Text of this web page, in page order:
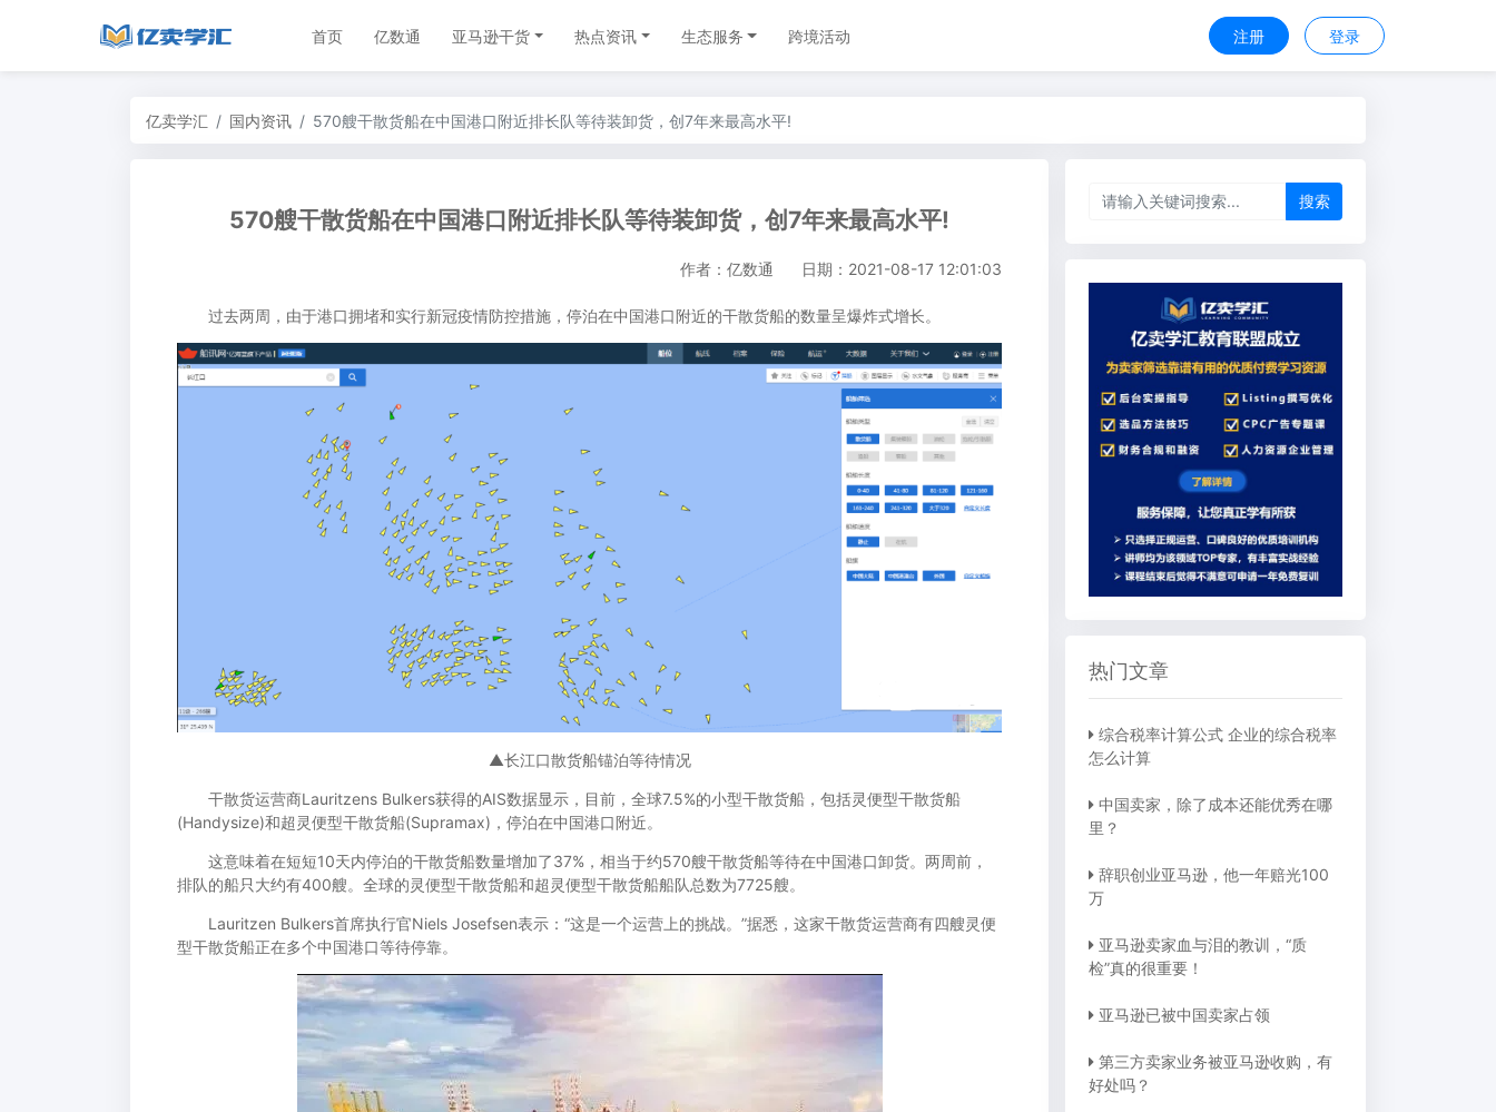
首页 亿数通 亚马逊干货 热点资讯 生态服务 跨境活动 注册 登录
亿卖学汇 国内资讯 570艘干散货船在中国港口附近排长队等待装卸货，创7年来最高水平!
570艘干散货船在中国港口附近排长队等待装卸货，创7年来最高水平!
作者：亿数通 日期：2021-08-17 12:01:03
过去两周，由于港口拥堵和实行新冠疫情防控措施，停泊在中国港口附近的干散货船的数量呈爆炸式增长。
▲长江口散货船锚泊等待情况
干散货运营商Lauritzens Bulkers获得的AIS数据显示，目前，全球7.5%的小型干散货船，包括灵便型干散货船
(Handysize)和超灵便型干散货船(Supramax)，停泊在中国港口附近。
这意味着在短短10天内停泊的干散货船数量增加了37%，相当于约570艘干散货船等待在中国港口卸货。两周前，
排队的船只大约有400艘。全球的灵便型干散货船和超灵便型干散货船船队总数为7725艘。
Lauritzen Bulkers首席执行官Niels Josefsen表示：“这是一个运营上的挑战。”据悉，这家干散货运营商有四艘灵便
型干散货船正在多个中国港口等待停靠。
搜索
热门文章
综合税率计算公式 企业的综合税率
怎么计算
中国卖家，除了成本还能优秀在哪
里？
辞职创业亚马逊，他一年赔光100
万
亚马逊卖家血与泪的教训，“质
检”真的很重要！
亚马逊已被中国卖家占领
第三方卖家业务被亚马逊收购，有
好处吗？